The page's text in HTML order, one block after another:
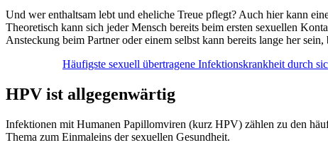
Und wer enthaltsam lebt und eheliche Treue pflegt? Auch hier kann
Theoretisch kann sich jeder Mensch bereits beim ersten sexuellen
Ansteckung beim Partner oder einem selbst kann bereits lange her
Häufigste sexuell übertragene Infektionskrankheit durch
HPV ist allgegenwärtig
Infektionen mit Humanen Papillomviren (kurz HPV) zählen zu den
Thema zum Einmaleins der sexuellen Gesundheit.